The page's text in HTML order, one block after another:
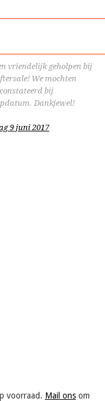
vriendelijk geholpen bij
We mochten
bij
Dankjewel!
9 juni 2017
voorraad. Mail ons om